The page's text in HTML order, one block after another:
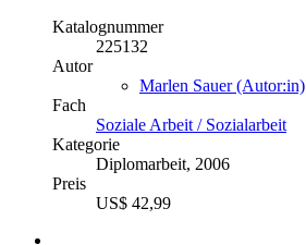
Katalognummer
225132
Autor
Marlen Sauer (Autor:in)
Fach
Soziale Arbeit / Sozialarbeit
Kategorie
Diplomarbeit, 2006
Preis
US$ 42,99